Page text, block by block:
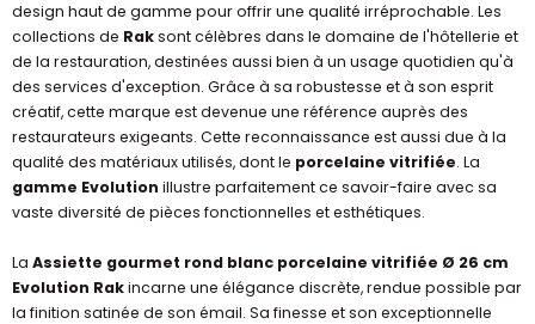
design haut de gamme pour offrir une qualité irréprochable. Les
collections de Raksont célèbres dans le domaine de l'hôtellerie et
de la restauration, destinées aussi bien à un usage quotidien qu'à
des services d'exception. Grâce à sa robustesse et à son esprit
créatif, cette marque est devenue une référence auprès des
restaurateurs exigeants. Cette reconnaissance est aussi due à la
qualité des matériaux utilisés, dont le porcelaine vitrifiée. La
gamme Evolution illustre parfaitement ce savoir-faire avec sa
vaste diversité de pièces fonctionnelles et esthétiques.
La Assiette gourmet rond blanc porcelaine vitrifiée Ø 26 cm
Evolution Rakincarne une élégance discrète, rendue possible par
la finition satinée de son émail. Sa finesse et son exceptionnelle